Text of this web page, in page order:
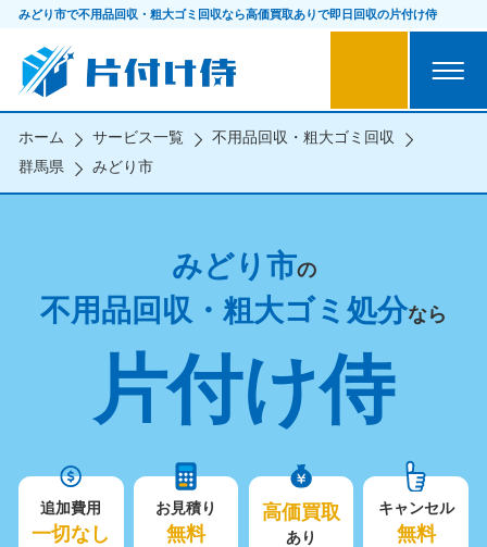
みどり市で不用品回収・粗大ゴミ回収なら高価買取ありで即日回収の片付け侍
ホーム サービス一覧
不用品回収・粗大ゴミ回収
群馬県
みどり市
みどり市の
不用品回収・粗大ゴミ処分なら
片付け侍
追加費用
一切なし
お見積り
無料
高価買取
あり
キャンセル
無料